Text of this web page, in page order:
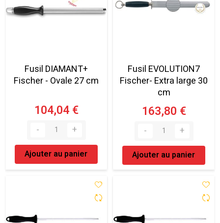
Fusil DIAMANT+
Fischer - Ovale 27 cm
104,04 €
Ajouter au panier
Fusil EVOLUTION7
Fischer- Extra large 30
cm
163,80 €
Ajouter au panier